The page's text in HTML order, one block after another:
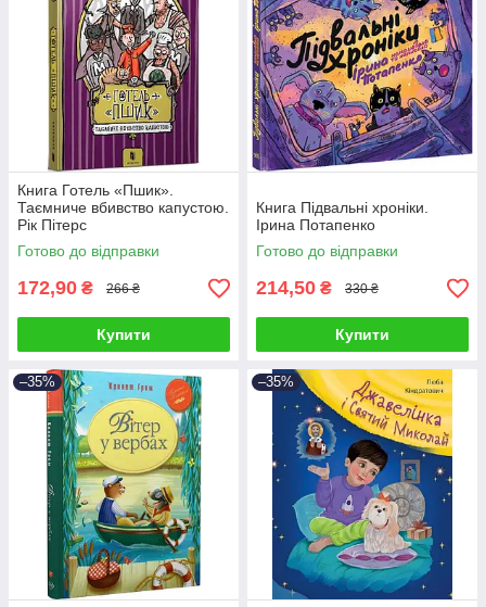
Книга Готель «Пшик».
Таємниче вбивство капустою.
Рік Пітерс
Готово до відправки
172,90 ₴ 266 ₴
Купити
Книга Підвальні хроніки.
Ірина Потапенко
Готово до відправки
214,50 ₴ 330 ₴
Купити
–35% –35%